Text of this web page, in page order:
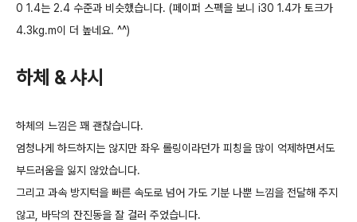
0 1.4는 2.4 수준과 비슷했습니다. (페이퍼 스펙을 보니 i30 1.4가 토크가
4.3kg.m이 더 높네요. ^^)
하체 & 샤시
하체의 느낌은 꽤 괜찮습니다.
엄청나게 하드하지는 않지만 좌우 롤링이라던가 피칭을 많이 억제하면서도
부드러움을 잃지 않았습니다.
그리고 과속 방지턱을 빠른 속도로 넘어 가도 기분 나뿐 느낌을 전달해 주지
않고, 바닥의 잔진동을 잘 걸러 주었습니다.